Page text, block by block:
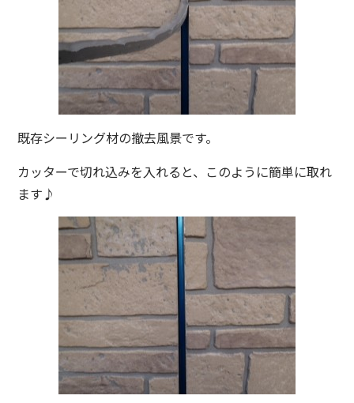
既存シーリング材の撤去風景です。
カッターで切れ込みを入れると、このように簡単に取れ
ます♪